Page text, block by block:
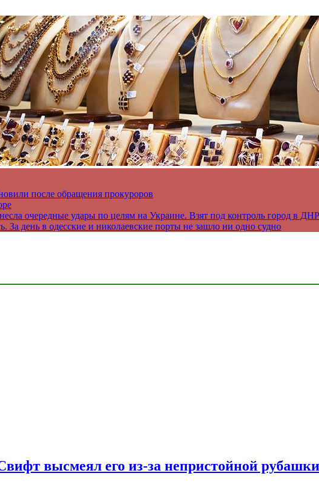
после обращения прокуроров
очередные удары по целям на Украине. Взят под контроль город в ДНР
За день в одесские и николаевские порты не зашло ни одно судно
высмеял его из-за непристойной